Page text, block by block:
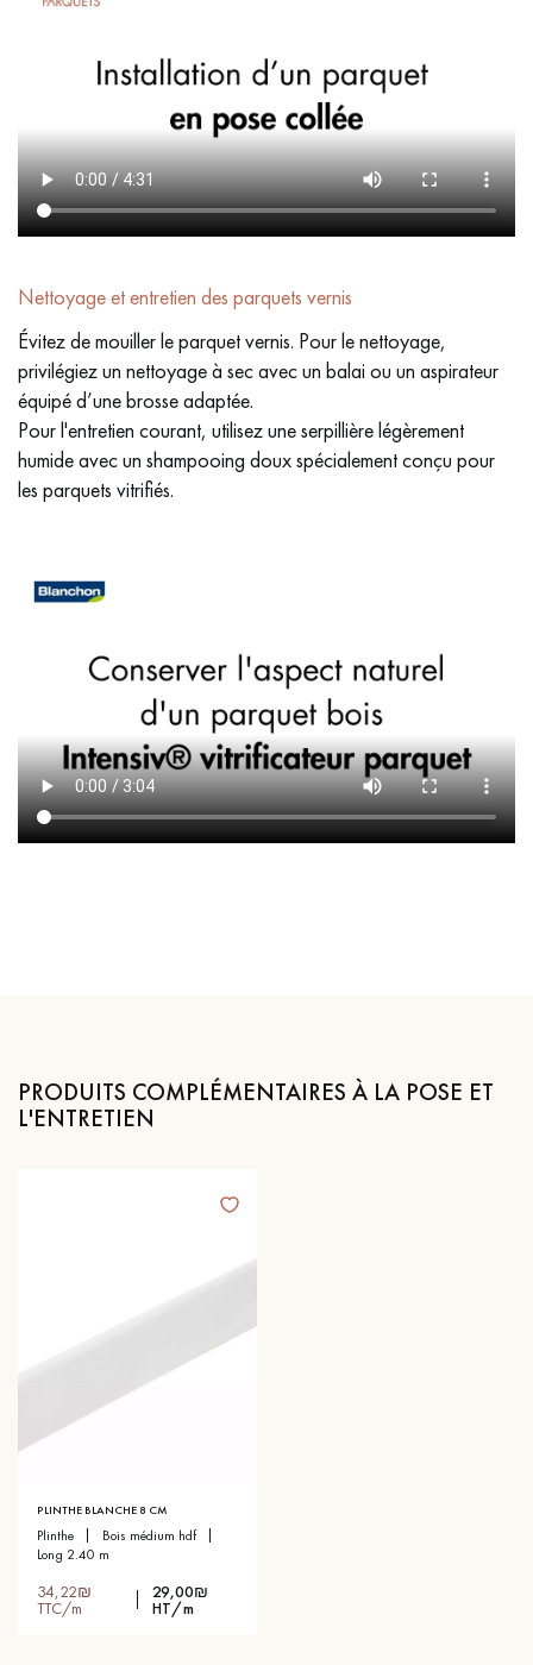
Nettoyage et entretien des parquets vernis
Évitez de mouiller le parquet vernis. Pour le nettoyage,
privilégiez un nettoyage à sec avec un balai ou un aspirateur
équipé d’une brosse adaptée.
Pour l'entretien courant, utilisez une serpillière légèrement
humide avec un shampooing doux spécialement conçu pour
les parquets vitrifiés.
PRODUITS COMPLÉMENTAIRES À LA POSE ET
L'ENTRETIEN
PLINTHE BLANCHE 8 CM
plinthe
bois médium hdf
long 2.40 m
34,22₪
TTC/m
29,00₪
HT/m